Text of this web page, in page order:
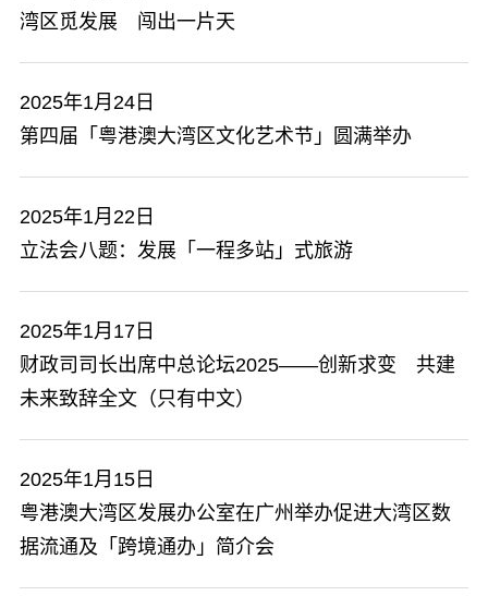
湾区觅发展 闯出一片天
2025年1月24日
第四届「粤港澳大湾区文化艺术节」圆满举办
2025年1月22日
立法会八题：发展「一程多站」式旅游
2025年1月17日
财政司司长出席中总论坛2025——创新求变 共建
未来致辞全文（只有中文）
2025年1月15日
粤港澳大湾区发展办公室在广州举办促进大湾区数
据流通及「跨境通办」简介会